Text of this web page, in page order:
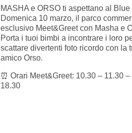
MASHA e ORSO ti aspettano al
Domenica 10 marzo, il parco
esclusivo Meet&Greet con Masha e
Porta i tuoi bimbi a incontrare i loro
scattare divertenti foto ricordo con la
amico Orso.
⏰ Orari Meet&Greet: 10.30 – 11.30
18.30